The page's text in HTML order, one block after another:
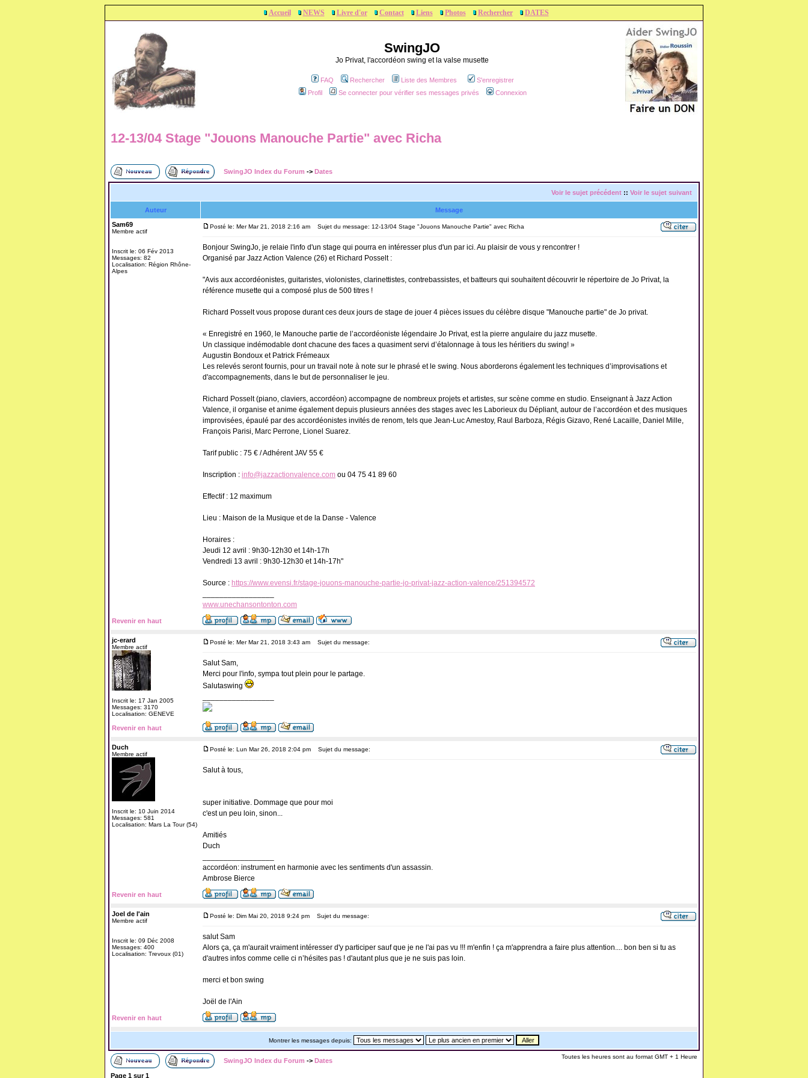
Accueil NEWS Livre d'or Contact Liens Photos Rechercher DATES
SwingJO
Jo Privat, l'accordéon swing et la valse musette
FAQ Rechercher Liste des Membres
S'enregistrer
Profil
Se connecter pour vérifier ses messages privés Connexion
12-13/04 Stage "Jouons Manouche Partie" avec Richa
SwingJO Index du Forum -> Dates
Voir le sujet précédent :: Voir le sujet suivant
Auteur
Message
Sam69
Membre actif
Inscrit le: 06 Fév 2013
Messages: 82
Localisation: Région Rhône-
Alpes
Posté le: Mer Mar 21, 2018 2:16 am Sujet du message: 12-13/04 Stage "Jouons Manouche Partie" avec Richa
Bonjour SwingJo, je relaie l'info d'un stage qui pourra en intéresser plus d'un par ici. Au plaisir de vous y rencontrer !
Organisé par Jazz Action Valence (26) et Richard Posselt :
"Avis aux accordéonistes, guitaristes, violonistes, clarinettistes, contrebassistes, et batteurs qui souhaitent découvrir le répertoire de Jo Privat, la
référence musette qui a composé plus de 500 titres !
Richard Posselt vous propose durant ces deux jours de stage de jouer 4 pièces issues du célèbre disque "Manouche partie" de Jo privat.
« Enregistré en 1960, le Manouche partie de l’accordéoniste légendaire Jo Privat, est la pierre angulaire du jazz musette.
Un classique indémodable dont chacune des faces a quasiment servi d’étalonnage à tous les héritiers du swing! »
Augustin Bondoux et Patrick Frémeaux
Les relevés seront fournis, pour un travail note à note sur le phrasé et le swing. Nous aborderons également les techniques d’improvisations et
d'accompagnements, dans le but de personnaliser le jeu.
Richard Posselt (piano, claviers, accordéon) accompagne de nombreux projets et artistes, sur scène comme en studio. Enseignant à Jazz Action
Valence, il organise et anime également depuis plusieurs années des stages avec les Laborieux du Dépliant, autour de l’accordéon et des musiques
improvisées, épaulé par des accordéonistes invités de renom, tels que Jean-Luc Amestoy, Raul Barboza, Régis Gizavo, René Lacaille, Daniel Mille,
François Parisi, Marc Perrone, Lionel Suarez.
Tarif public : 75 € / Adhérent JAV 55 €
Inscription : info@jazzactionvalence.com ou 04 75 41 89 60
Effectif : 12 maximum
Lieu : Maison de la Musique et de la Danse - Valence
Horaires :
Jeudi 12 avril : 9h30-12h30 et 14h-17h
Vendredi 13 avril : 9h30-12h30 et 14h-17h"
Source : https://www.evensi.fr/stage-jouons-manouche-partie-jo-privat-jazz-action-valence/251394572
www.unechansontonton.com
Revenir en haut
jc-erard
Membre actif
Inscrit le: 17 Jan 2005
Messages: 3170
Localisation: GENEVE
Posté le: Mer Mar 21, 2018 3:43 am Sujet du message:
Salut Sam,
Merci pour l'info, sympa tout plein pour le partage.
Salutaswing
Revenir en haut
Duch
Membre actif
Inscrit le: 10 Juin 2014
Messages: 581
Localisation: Mars La Tour (54)
Posté le: Lun Mar 26, 2018 2:04 pm Sujet du message:
Salut à tous,
super initiative. Dommage que pour moi
c'est un peu loin, sinon...
Amitiés
Duch
accordéon: instrument en harmonie avec les sentiments d'un assassin.
Ambrose Bierce
Revenir en haut
Joel de l'ain
Membre actif
Inscrit le: 09 Déc 2008
Messages: 400
Localisation: Trevoux (01)
Posté le: Dim Mai 20, 2018 9:24 pm Sujet du message:
salut Sam
Alors ça, ça m'aurait vraiment intéresser d'y participer sauf que je ne l'ai pas vu !!! m'enfin ! ça m'apprendra a faire plus attention.... bon ben si tu as
d'autres infos comme celle ci n’hésites pas ! d'autant plus que je ne suis pas loin.
merci et bon swing
Joël de l'Ain
Revenir en haut
Montrer les messages depuis:
SwingJO Index du Forum -> Dates
Toutes les heures sont au format GMT + 1 Heure
Page 1 sur1